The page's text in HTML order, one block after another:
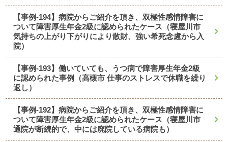
【事例-194】病院からご紹介を頂き、双極性感情障害に
ついて障害厚生年金2級に認められたケース（寝屋川市
気持ちの上がり下がりにより散財、強い希死念慮から入
院）
【事例-193】働いていても、うつ病で障害厚生年金2級
に認められた事例（高槻市 仕事のストレスで休職を繰り
返し）
【事例-192】病院からご紹介を頂き、双極性感情障害に
ついて障害厚生年金2級に認められたケース（寝屋川市
通院が断続的で、中には廃院している病院も）